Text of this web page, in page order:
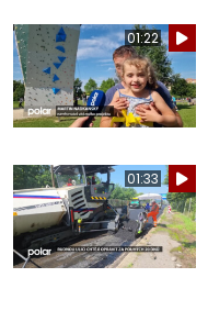
01:22
01:33